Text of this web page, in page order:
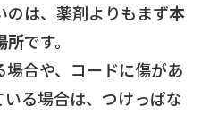
のは、薬剤よりもまず本
所です。
合や、コードに傷があ
る場合は、つけっぱな